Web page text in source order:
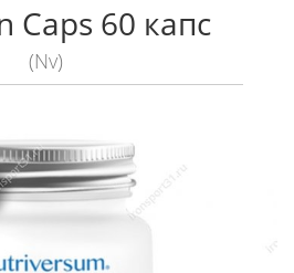
Caps 60 капс
(Nv)